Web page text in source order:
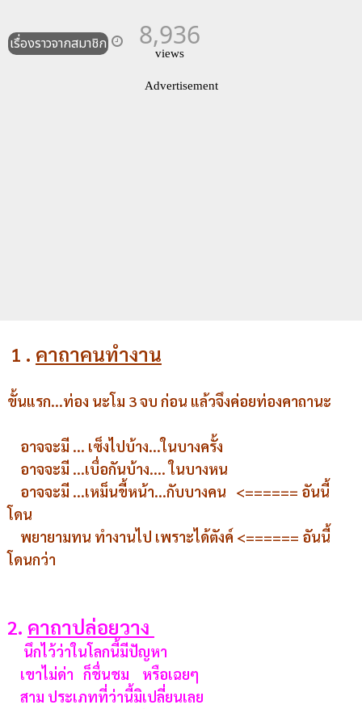
เรื่องราวจากสมาชิก 8,936
views
Advertisement
1 . คาถาคนทำงาน
ขั้นแรก...ท่อง นะโม 3 จบ ก่อน แล้วจึงค่อยท่องคาถานะ
อาจจะมี ... เซ็งไปบ้าง...ในบางครั้ง
อาจจะมี ...เบื่อกันบ้าง.... ในบางหน
อาจจะมี ...เหม็นขี้หน้า...กับบางคน <====== อันนี้
โดน
พยายามทน ทำงานไป เพราะได้ตังค์ <====== อันนี้
โดนกว่า
2. คาถาปล่อยวาง
นึกไว้ว่าในโลกนี้มีปัญหา
เขาไม่ด่า ก็ชื่นชม หรือเฉยๆ
สาม ประเภทที่ว่านี้มิเปลี่ยนเลย